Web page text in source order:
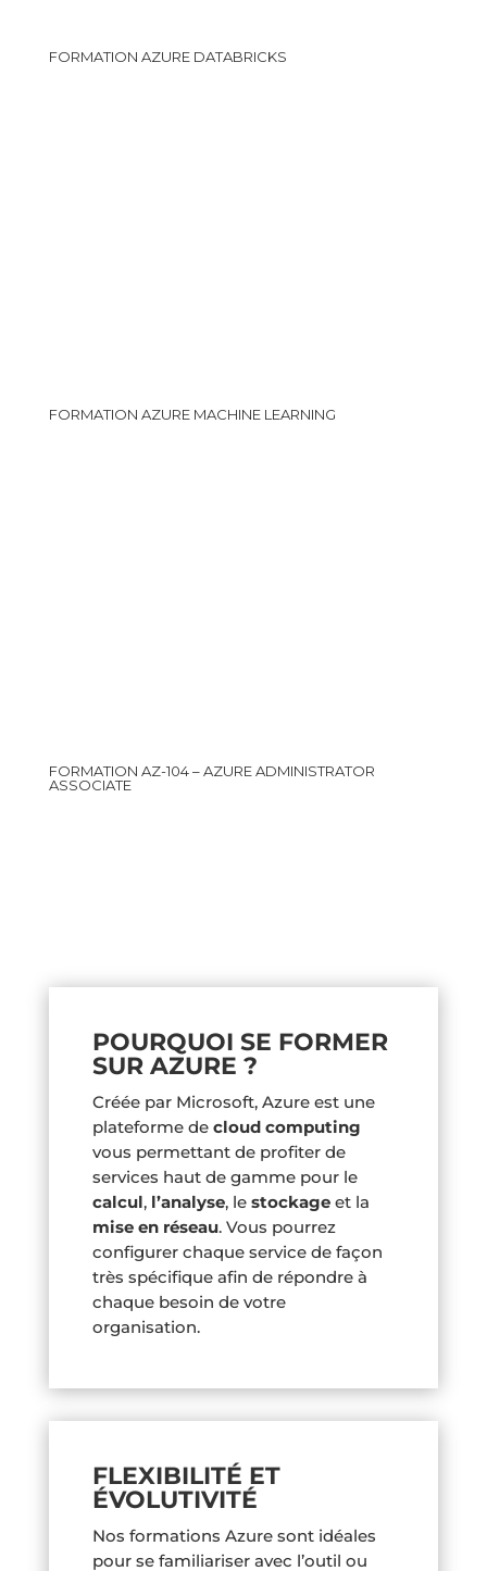
FORMATION AZURE DATABRICKS
FORMATION AZURE MACHINE LEARNING
FORMATION AZ-104 – AZURE ADMINISTRATOR
ASSOCIATE
POURQUOI SE FORMER
SUR AZURE ?
Créée par Microsoft, Azure est une
plateforme decloud computing
vous permettant de profiter de
services haut de gamme pour le
calcul, l’analyse, le stockageet la
mise en réseau. Vous pourrez
configurer chaque service de façon
très spécifique afin de répondre à
chaque besoin de votre
organisation.
FLEXIBILITÉ ET
ÉVOLUTIVITÉ
Nos formations Azure sont idéales
pour se familiariser avec l’outil ou